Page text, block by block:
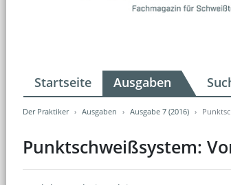
Startseite Ausgaben
Der Praktiker Ausgaben Ausgabe 7 (2016)
Punktschweißsystem: